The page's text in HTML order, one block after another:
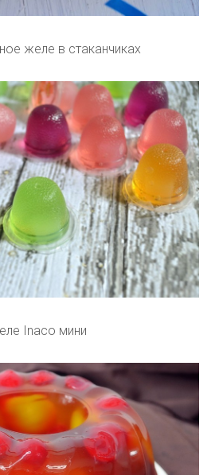
желе в стаканчиках
Inaco мини